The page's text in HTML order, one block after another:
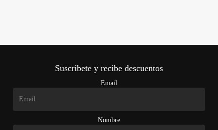
Suscríbete y recibe descuentos
Email
Nombre